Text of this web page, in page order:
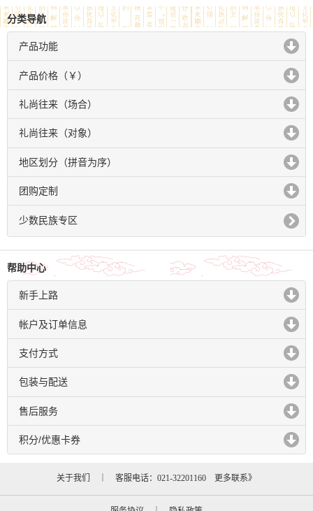
分类导航
产品功能
click to expand contents
产品价格（￥）
click to expand contents
礼尚往来（场合）
click to expand contents
礼尚往来（对象）
click to expand contents
地区划分（拼音为序）
click to expand contents
团购定制
click to expand contents
少数民族专区
帮助中心
新手上路
click to expand contents
帐户及订单信息
click to expand contents
支付方式
click to expand contents
包装与配送
click to expand contents
售后服务
click to expand contents
积分/优惠卡券
click to expand contents
关于我们 ｜ 客服电话：021-32201160 更多联系》